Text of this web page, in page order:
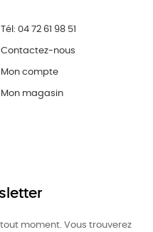
Tél: 04 72 61 98 51
Contactez-nous
Mon compte
Mon magasin
moment. Vous trouverez